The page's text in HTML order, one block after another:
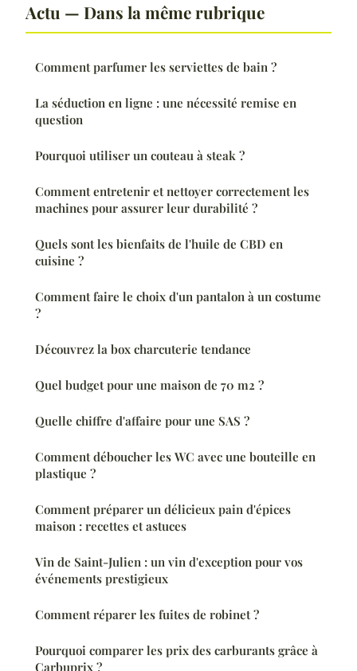
Actu — Dans la même rubrique
Comment parfumer les serviettes de bain ?
La séduction en ligne : une nécessité remise en
question
Pourquoi utiliser un couteau à steak ?
Comment entretenir et nettoyer correctement les
machines pour assurer leur durabilité ?
Quels sont les bienfaits de l'huile de CBD en
cuisine ?
Comment faire le choix d'un pantalon à un costume
?
Découvrez la box charcuterie tendance
Quel budget pour une maison de 70 m2 ?
Quelle chiffre d'affaire pour une SAS ?
Comment déboucher les WC avec une bouteille en
plastique ?
Comment préparer un délicieux pain d'épices
maison : recettes et astuces
Vin de Saint-Julien : un vin d'exception pour vos
événements prestigieux
Comment réparer les fuites de robinet ?
Pourquoi comparer les prix des carburants grâce à
Carbuprix ?